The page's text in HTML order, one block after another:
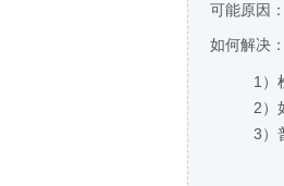
可能原因
如何解决：
1）
2）
3）